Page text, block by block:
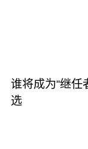
谁将成为“继任
选